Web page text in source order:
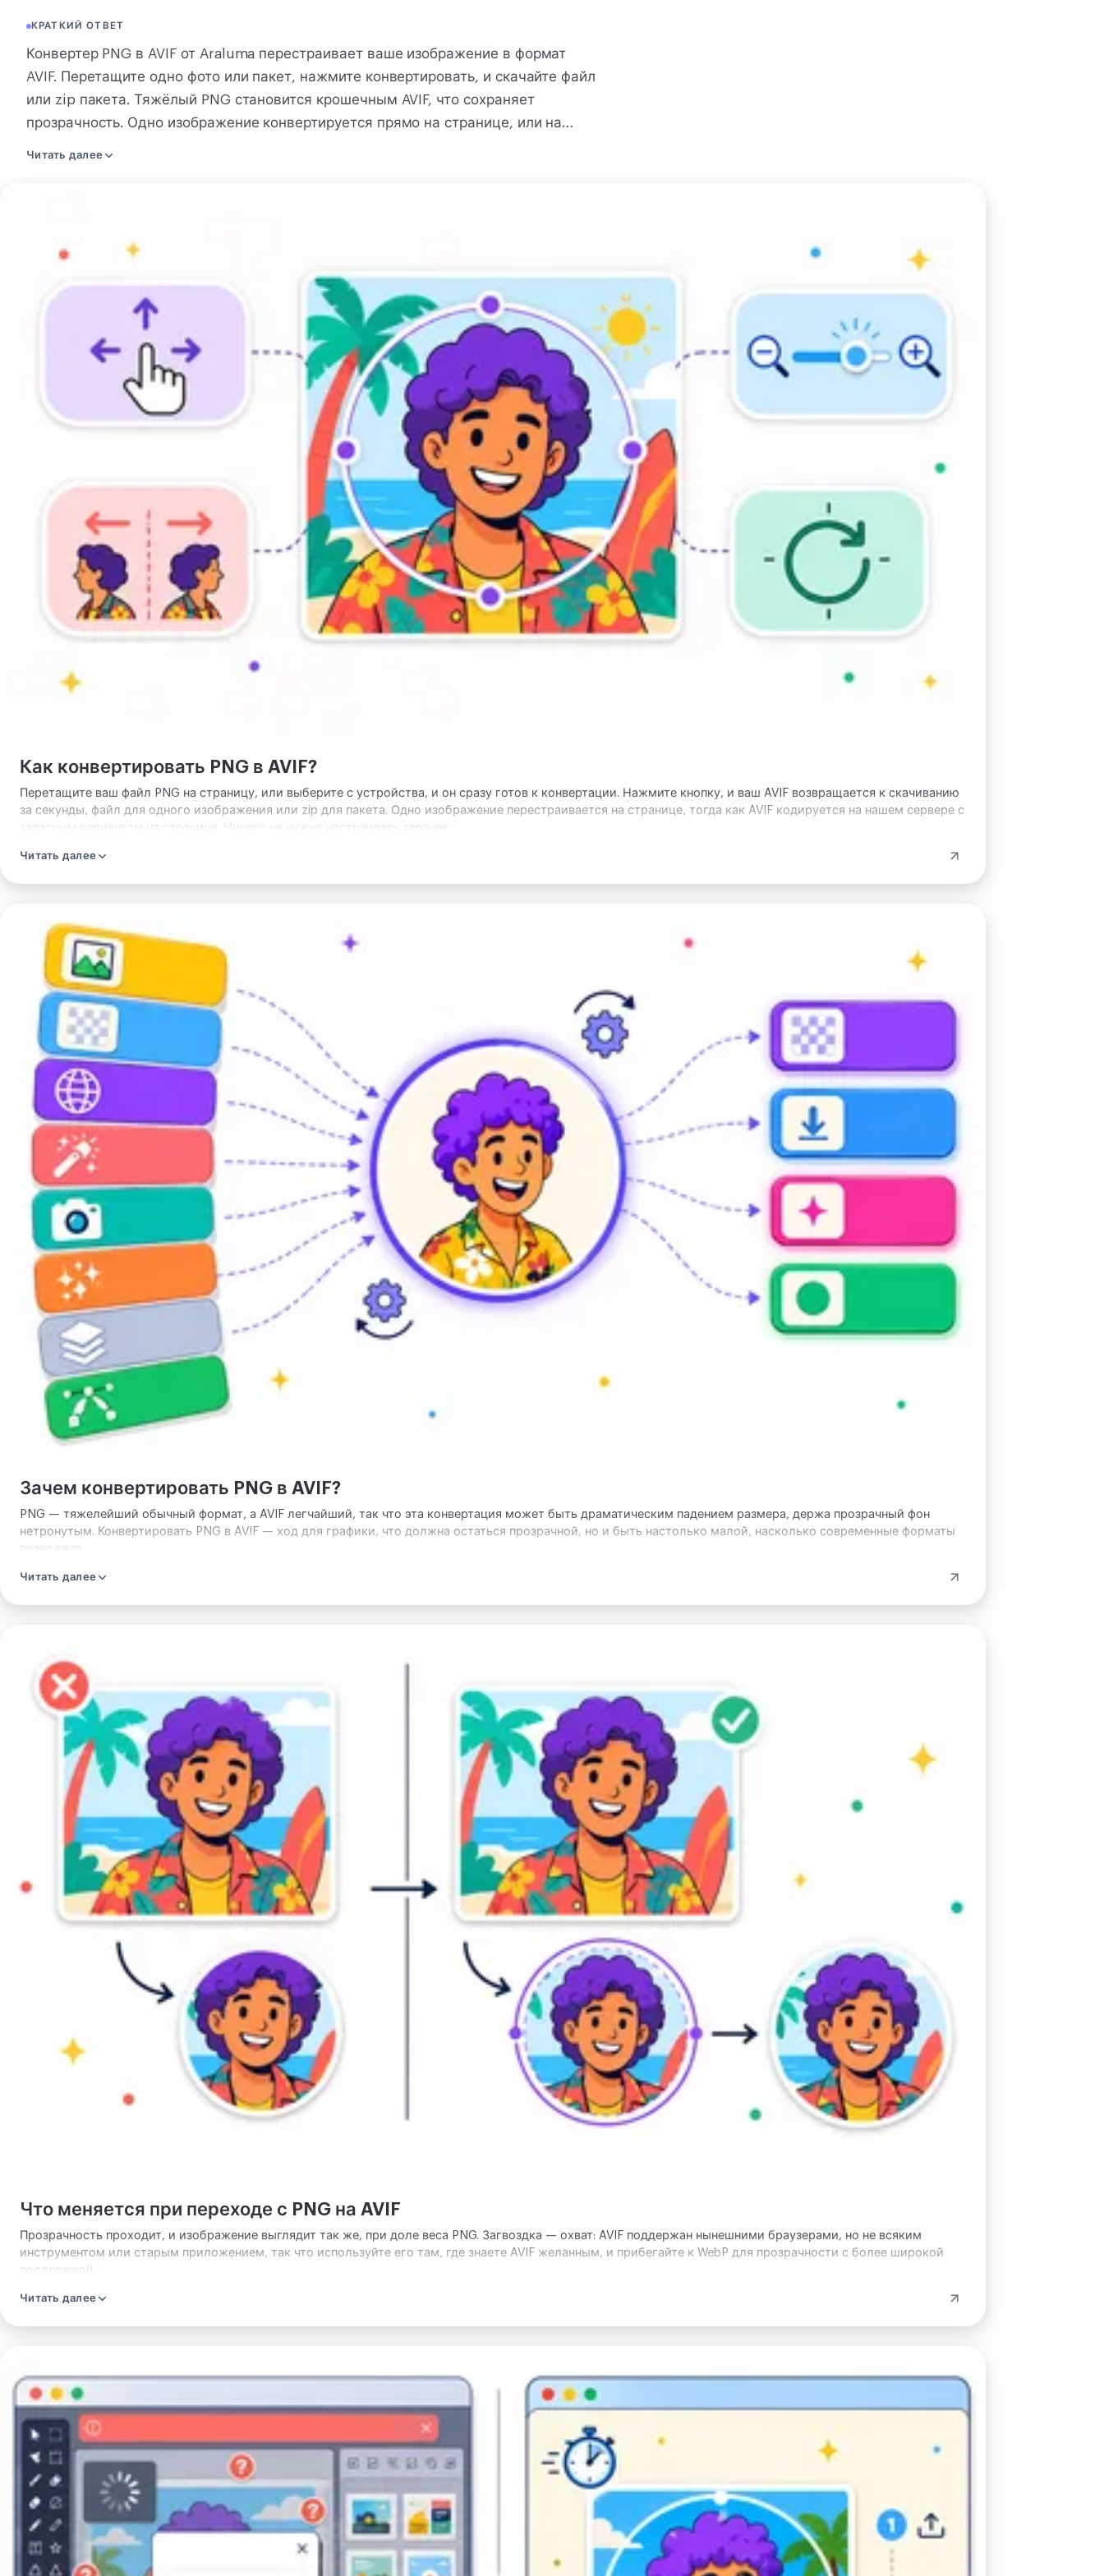
КОНВЕРТАЦИЯ
Конвертация
КРАТКИЙ ОТВЕТ
Конвертер PNG в AVIF от Araluma перестраивает ваше изображение в формат
AVIF. Перетащите одно фото или пакет, нажмите конвертировать, и скачайте файл
или zip пакета. Тяжёлый PNG становится крошечным AVIF, что сохраняет
прозрачность. Одно изображение конвертируется прямо на странице, или на
Читать далее
Как конвертировать PNG в AVIF?
Перетащите ваш файл PNG на страницу, или выберите с устройства, и он сразу готов к конвертации. Нажмите кнопку, и ваш AVIF возвращается к скачиванию
за секунды, файл для одного изображения или zip для пакета. Одно изображение перестраивается на странице, тогда как AVIF кодируется на нашем сервере с
запасным вариантом на странице. Ничего не нужно настраивать заранее.
Читать далее
изображение
Зачем конвертировать PNG в AVIF?
PNG — тяжелейший обычный формат, а AVIF легчайший, так что эта конвертация может быть драматическим падением размера, держа прозрачный фон
нетронутым. Конвертировать PNG в AVIF — ход для графики, что должна остаться прозрачной, но и быть настолько малой, насколько современные форматы
позволяют.
Читать далее
изображение
Что меняется при переходе с PNG на AVIF
Прозрачность проходит, и изображение выглядит так же, при доле веса PNG. Загвоздка — охват: AVIF поддержан нынешними браузерами, но не всяким
инструментом или старым приложением, так что используйте его там, где знаете AVIF желанным, и прибегайте к WebP для прозрачности с более широкой
поддержкой.
Читать далее
изображение